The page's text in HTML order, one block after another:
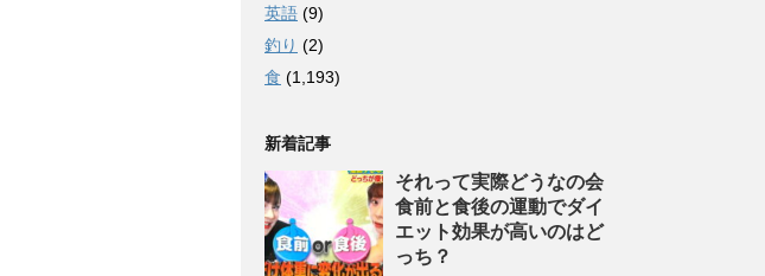
英語 (9)
釣り (2)
食 (1,193)
新着記事
それって実際どうなの会
食前と食後の運動でダイ
エット効果が高いのはど
っち？